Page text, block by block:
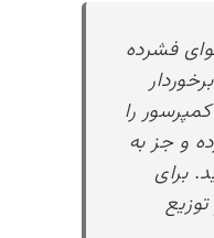
فشرده
را
و جز به
برای